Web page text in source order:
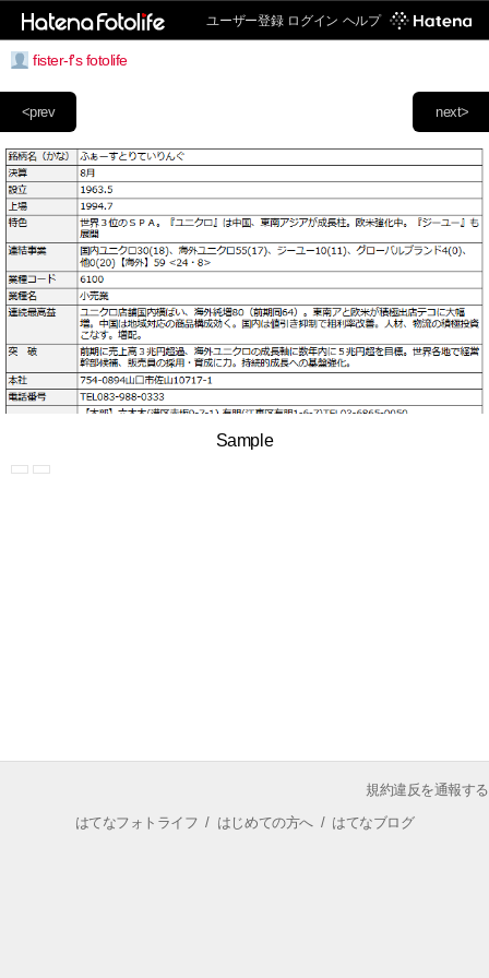
ユーザー登録 ログイン ヘルプ
fister-f's fotolife
next>
<prev
Sample
規約違反を通報する
はてなフォトライフ / はじめての方へ/ はてなブログ